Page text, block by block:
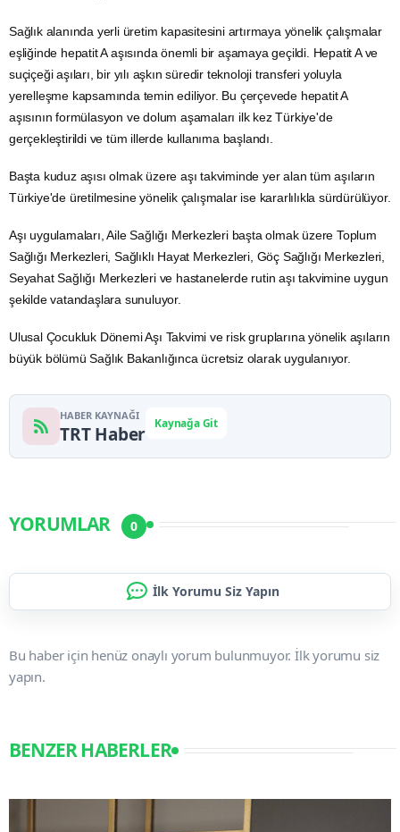
Sağlık alanında yerli üretim kapasitesini artırmaya yönelik çalışmalar
eşliğinde hepatit A aşısında önemli bir aşamaya geçildi. Hepatit A ve
suçiçeği aşıları, bir yılı aşkın süredir teknoloji transferi yoluyla
yerelleşme kapsamında temin ediliyor. Bu çerçevede hepatit A
aşısının formülasyon ve dolum aşamaları ilk kez Türkiye'de
gerçekleştirildi ve tüm illerde kullanıma başlandı.
Başta kuduz aşısı olmak üzere aşı takviminde yer alan tüm aşıların
Türkiye'de üretilmesine yönelik çalışmalar ise kararlılıkla sürdürülüyor.
Aşı uygulamaları,AileSağlığı Merkezleri başta olmak üzere Toplum
Sağlığı Merkezleri, Sağlıklı Hayat Merkezleri, Göç Sağlığı Merkezleri,
Seyahat Sağlığı Merkezleri ve hastanelerde rutin aşı takvimine uygun
şekilde vatandaşlara sunuluyor.
Ulusal Çocukluk Dönemi Aşı Takvimi ve risk gruplarına yönelik aşıların
büyük bölümü Sağlık Bakanlığınca ücretsiz olarak uygulanıyor.
HABER KAYNAĞI
TRT Haber Kaynağa Git
YORUMLAR 0
İlk Yorumu Siz Yapın
Bu haber için henüz onaylı yorum bulunmuyor. İlk yorumu siz
yapın.
BENZER HABERLER